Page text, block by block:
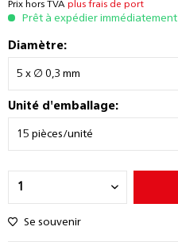
Prix hors TVA plus frais de port
Prêt à expédier immédiatement
Diamètre:
Unité d'emballage:
Se souvenir